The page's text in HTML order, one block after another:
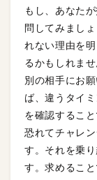
もし、あなた
問してみまし
れない理由を
るかもしれま
別の相手にお
ば、違うタイ
を確認するこ
恐れてチャレ
す。それを乗
す。求めるこ